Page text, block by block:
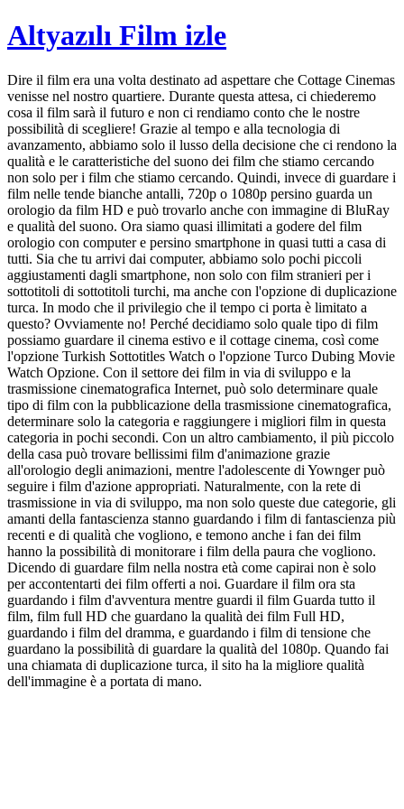
Altyazılı Film izle
Dire il film era una volta destinato ad aspettare che Cottage Cinemas
venisse nel nostro quartiere. Durante questa attesa, ci chiederemo
cosa il film sarà il futuro e non ci rendiamo conto che le nostre
possibilità di scegliere! Grazie al tempo e alla tecnologia di
avanzamento, abbiamo solo il lusso della decisione che ci rendono la
qualità e le caratteristiche del suono dei film che stiamo cercando
non solo per i film che stiamo cercando. Quindi, invece di guardare i
film nelle tende bianche antalli, 720p o 1080p persino guarda un
orologio da film HD e può trovarlo anche con immagine di BluRay
e qualità del suono. Ora siamo quasi illimitati a godere del film
orologio con computer e persino smartphone in quasi tutti a casa di
tutti. Sia che tu arrivi dai computer, abbiamo solo pochi piccoli
aggiustamenti dagli smartphone, non solo con film stranieri per i
sottotitoli di sottotitoli turchi, ma anche con l'opzione di duplicazione
turca. In modo che il privilegio che il tempo ci porta è limitato a
questo? Ovviamente no! Perché decidiamo solo quale tipo di film
possiamo guardare il cinema estivo e il cottage cinema, così come
l'opzione Turkish Sottotitles Watch o l'opzione Turco Dubing Movie
Watch Opzione. Con il settore dei film in via di sviluppo e la
trasmissione cinematografica Internet, può solo determinare quale
tipo di film con la pubblicazione della trasmissione cinematografica,
determinare solo la categoria e raggiungere i migliori film in questa
categoria in pochi secondi. Con un altro cambiamento, il più piccolo
della casa può trovare bellissimi film d'animazione grazie
all'orologio degli animazioni, mentre l'adolescente di Yownger può
seguire i film d'azione appropriati. Naturalmente, con la rete di
trasmissione in via di sviluppo, ma non solo queste due categorie, gli
amanti della fantascienza stanno guardando i film di fantascienza più
recenti e di qualità che vogliono, e temono anche i fan dei film
hanno la possibilità di monitorare i film della paura che vogliono.
Dicendo di guardare film nella nostra età come capirai non è solo
per accontentarti dei film offerti a noi. Guardare il film ora sta
guardando i film d'avventura mentre guardi il film Guarda tutto il
film, film full HD che guardano la qualità dei film Full HD,
guardando i film del dramma, e guardando i film di tensione che
guardano la possibilità di guardare la qualità del 1080p. Quando fai
una chiamata di duplicazione turca, il sito ha la migliore qualità
dell'immagine è a portata di mano.